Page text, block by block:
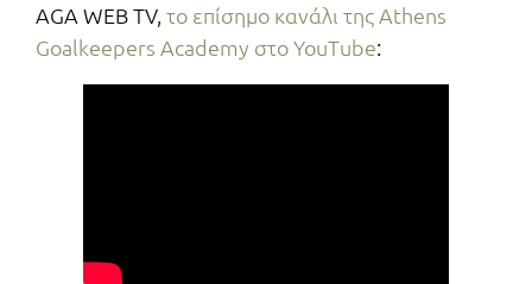
AGA WEB TV, το επίσημο κανάλι της Athens
Goalkeepers Academy στο YouTube: